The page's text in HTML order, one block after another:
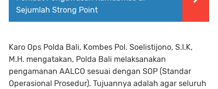
Sejumlah Strong Point
Karo Ops Polda Bali, Kombes Pol. Soelistijono, S.I.K,
M.H. mengatakan, Polda Bali melaksanakan
pengamanan AALCO sesuai dengan SOP (Standar
Operasional Prosedur). Tujuannya adalah agar seluruh